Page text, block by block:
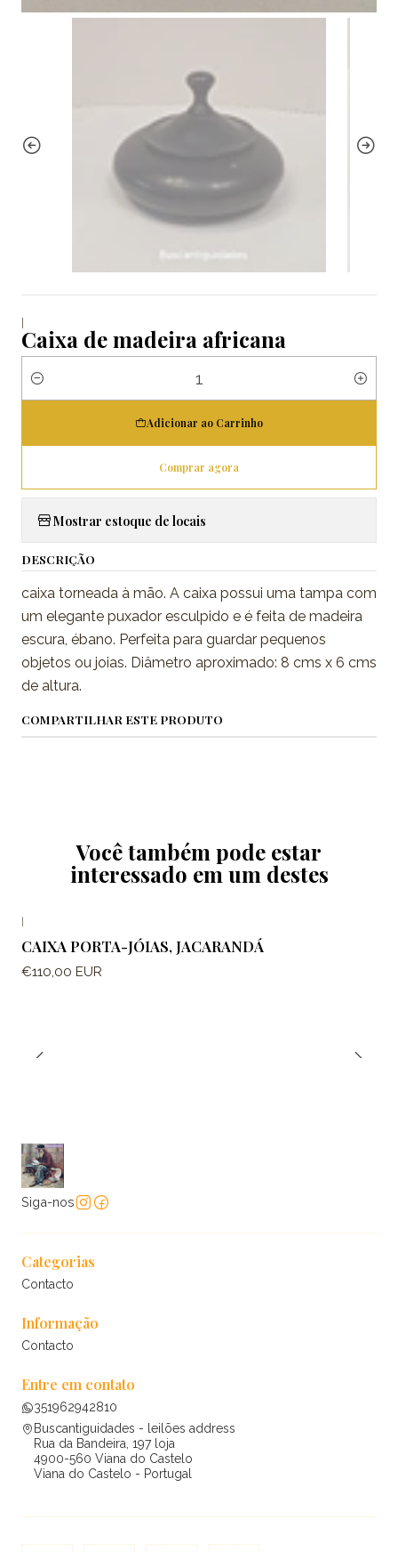
|
Caixa de madeira africana
Quantidade
Adicionar ao Carrinho
Comprar agora
Mostrar estoque de locais
DESCRIÇÃO
caixa torneada à mão. A caixa possui uma tampa com
um elegante puxador esculpido e é feita de madeira
escura, ébano. Perfeita para guardar pequenos
objetos ou joias. Diâmetro aproximado: 8 cms x 6 cms
de altura.
COMPARTILHAR ESTE PRODUTO
Você também pode estar
interessado em um destes
CAIXA PORTA-JÓIAS, JACARANDÁ
€110,00 EUR
Siga-nos
Categorias
Contacto
Informação
Contacto
Entre em contato
351962942810
Buscantiguidades - leilões address
Rua da Bandeira, 197 loja
4900-560 Viana do Castelo
Viana do Castelo - Portugal